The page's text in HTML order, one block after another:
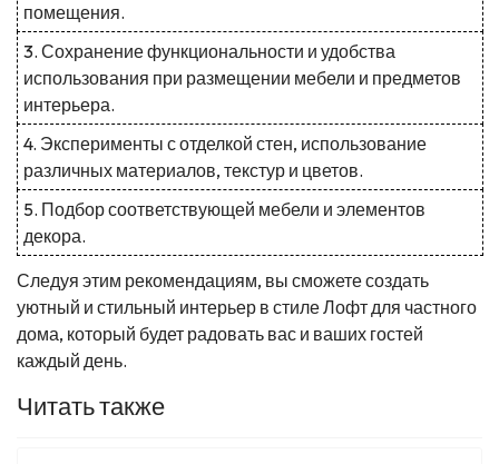
помещения.
3. Сохранение функциональности и удобства
использования при размещении мебели и предметов
интерьера.
4. Эксперименты с отделкой стен, использование
различных материалов, текстур и цветов.
5. Подбор соответствующей мебели и элементов
декора.
Следуя этим рекомендациям, вы сможете создать
уютный и стильный интерьер в стиле Лофт для частного
дома, который будет радовать вас и ваших гостей
каждый день.
Читать также